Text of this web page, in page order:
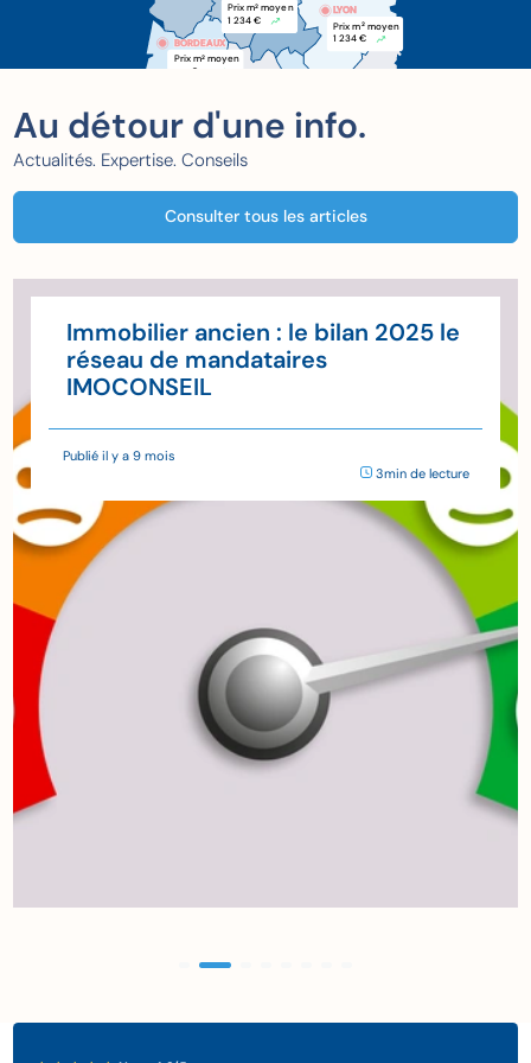
BORDEAUX
BORDEAUX
Prix m2 moyen
xxx €
Prix m2 moyen
1 234 €
LYON
Prix m2 moyen
1 234 €
Au détour d'une info.
Actualités. Expertise. Conseils
Consulter tous les articles
Immobilier ancien : le bilan 2025 le
réseau de mandataires
IMOCONSEIL
Publié il y a 9 mois
3min de lecture